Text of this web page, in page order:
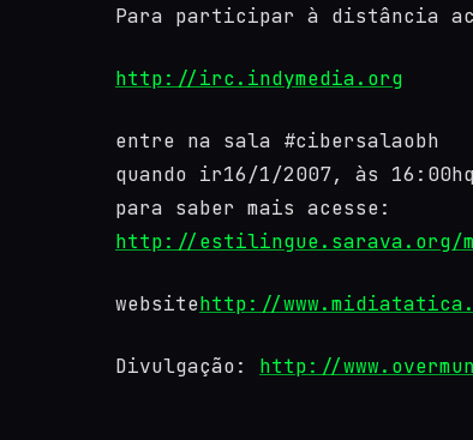
Para participar à distância
http://irc.indymedia.org
entre na sala #cibersalaobh
quando ir16/1/2007, às
para saber mais acesse:
http://estilingue.sarava.org/
websitehttp://
Divulgação: http://